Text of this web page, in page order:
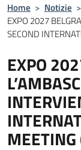
Home > Notizie >
EXPO 2027
SECOND
EXPO